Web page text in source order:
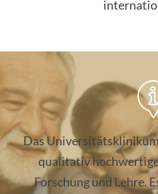
gegen-
Das
qualitativ
Forschung und Lehre.